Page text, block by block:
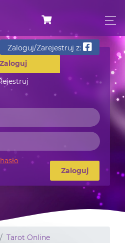
Zaloguj
Zaloguj/Zarejestruj z:
Zaloguj
Tarot Online